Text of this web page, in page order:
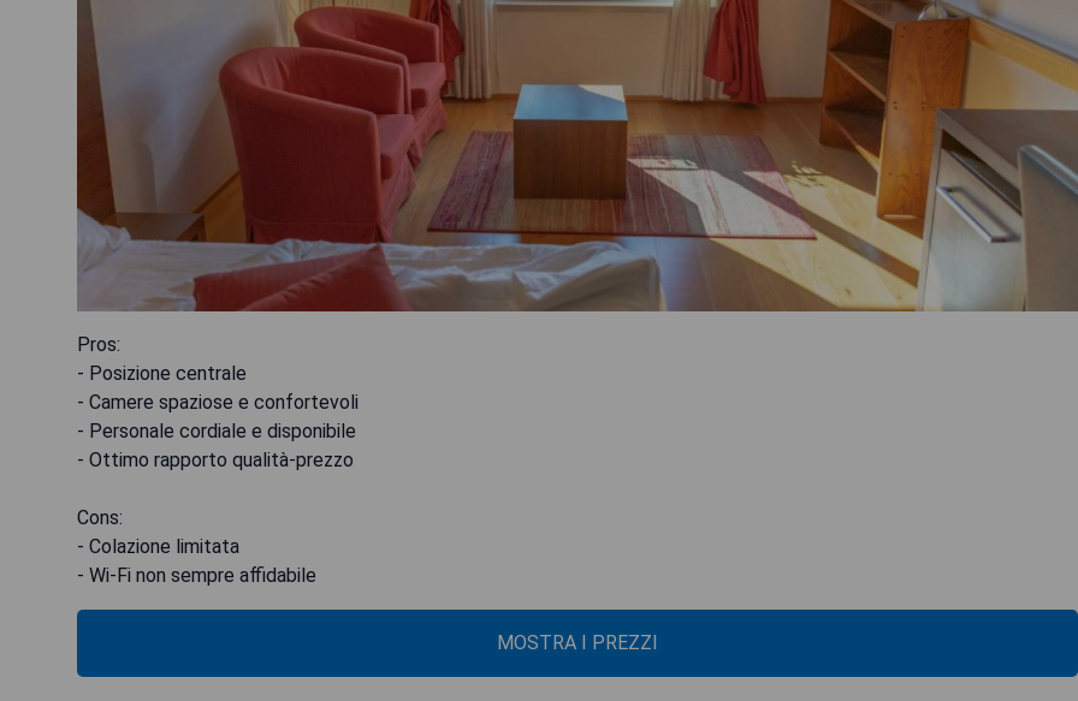
Pros:
- Posizione centrale
- Camere spaziose e confortevoli
- Personale cordiale e disponibile
- Ottimo rapporto qualità-prezzo
Cons:
- Colazione limitata
- Wi-Fi non sempre affidabile
MOSTRA I PREZZI